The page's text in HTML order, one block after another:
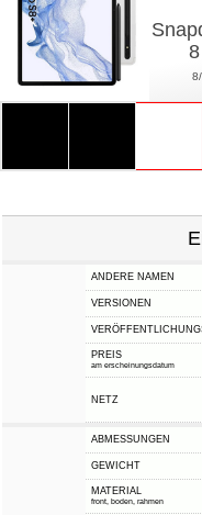
ANDERE NAMEN
VERSIONEN
PREIS
am erscheinungsdatum
NETZ
ABMESSUNGEN
GEWICHT
MATERIAL
front, boden, rahmen